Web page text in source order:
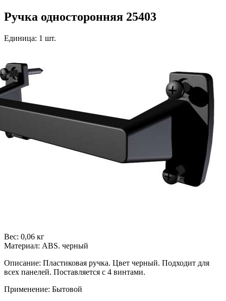
Ручка односторонняя 25403
Единица: 1 шт.
Вес: 0,06 кг
Материал: ABS. черный
Описание: Пластиковая ручка. Цвет черный. Подходит для
всех панелей. Поставляется с 4 винтами.
Применение: Бытовой